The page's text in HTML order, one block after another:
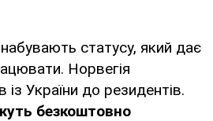
набувають статусу, який дає
Норвегія
із України до резидентів.
безкоштовно